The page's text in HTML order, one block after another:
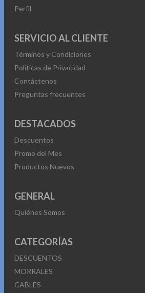
Perfil
SERVICIO AL CLIENTE
Términos y Condiciones
Políticas de Privacidad
Contáctenos
Preguntas frecuentes
DESTACADOS
Descuentos
Promo del Mes
Productos Nuevos
GENERAL
Quiénes Somos
CATEGORÍAS
DESCUENTOS
MORRALES
CABLES